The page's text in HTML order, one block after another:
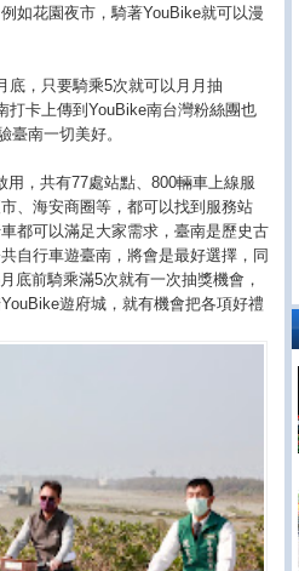
如花園夜市，騎著YouBike就可以漫
底，只要騎乘5次就可以月月抽
打卡上傳到YouBike南台灣粉絲團也
臺南一切美好。
，共有77處站點、800輛車上線服
、海安商圈等，都可以找到服務站
都可以滿足大家需求，臺南是歷史古
自行車遊臺南，將會是最好選擇，同
底前騎乘滿5次就有一次抽獎機會，
遊府城，就有機會把各項好禮